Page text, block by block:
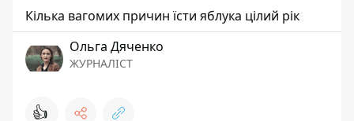
Кілька вагомих причин їсти яблука цілий рік
Ольга Дяченко
ЖУРНАЛІСТ
👍